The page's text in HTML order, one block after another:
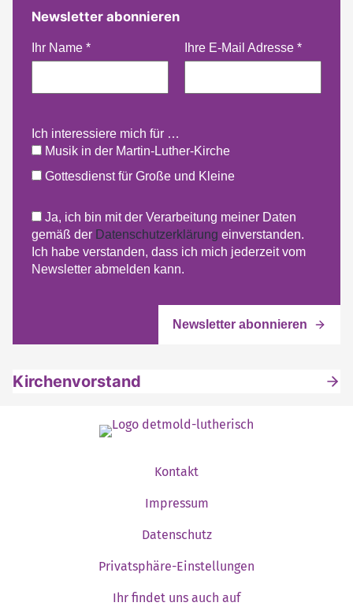
Newsletter abonnieren
Ihr Name * Ihre E-Mail Adresse *
Ich interessiere mich für …
Musik in der Martin-Luther-Kirche
Gottesdienst für Große und Kleine
Ja, ich bin mit der Verarbeitung meiner Daten
gemäß der Datenschutzerklärung einverstanden.
Ich habe verstanden, dass ich mich jederzeit vom
Newsletter abmelden kann.
Kirchenvorstand
Kontakt
Impressum
Datenschutz
Privatsphäre-Einstellungen
Ihr findet uns auch auf